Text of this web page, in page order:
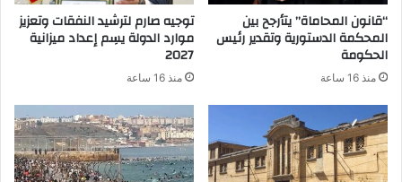
“قانون المحاماة” يتأرجح بين
المحكمة الدستورية وتقدير رئيس
الحكومة
منذ 16 ساعة
توجيه صارم لترشيد النفقات وتعزيز
موارد الدولة يسِم إعداد ميزانية
2027
منذ 16 ساعة